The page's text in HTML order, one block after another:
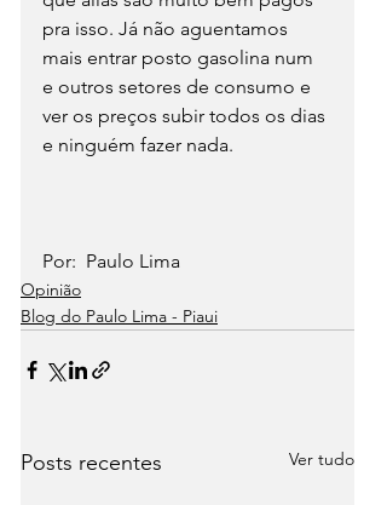
pra isso. Já não aguentamos
mais entrar posto gasolina num
e outros setores de consumo e
ver os preços subir todos os dias
e ninguém fazer nada.
Por:  Paulo Lima
Opinião
Blog do Paulo Lima - Piaui
Posts recentes Ver tudo